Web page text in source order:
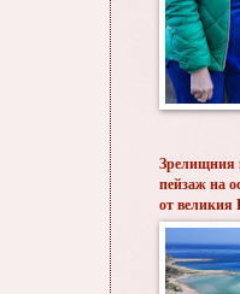
Зрелищния
пейзаж на
от великия